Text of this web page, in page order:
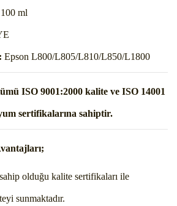
100 ml
Epson L800/L805/L810/L850/L1800
ISO 9001:2000 kalite ve ISO 14001
sertifikalarına sahiptir.
olduğu kalite sertifikaları ile
sunmaktadır.